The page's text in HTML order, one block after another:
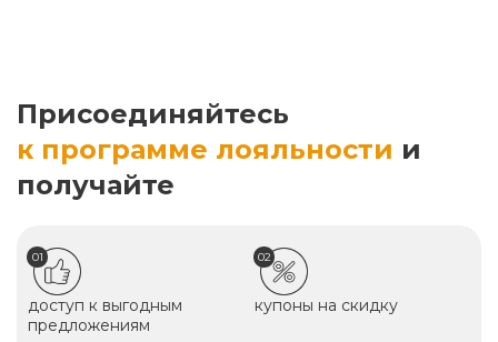
Присоединяйтесь
к программе лояльности и
получайте
01
доступ к выгодным
предложениям
02
купоны на скидку